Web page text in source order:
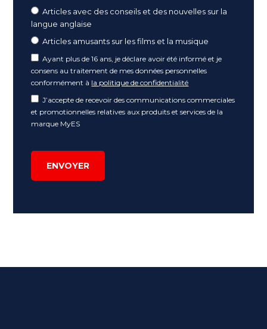
Articles avec des conseils et des nouvelles sur la
langue anglaise
Articles amusants sur les films et la musique
Ayant plus de 16 ans, je déclare avoir été informé et je
consens au traitement de mes données personnelles
conformément à la politique de confidentialité
J’accepte de recevoir des communications commerciales
et promotionnelles relatives aux produits et services de la
marque MyES
ENVOYER